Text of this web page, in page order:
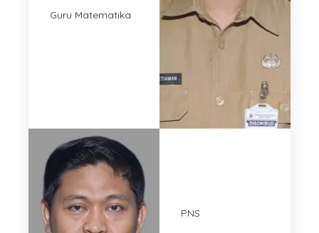
Guru Matematika
PNS